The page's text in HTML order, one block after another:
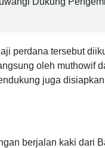
perdana tersebut
oleh muthowif